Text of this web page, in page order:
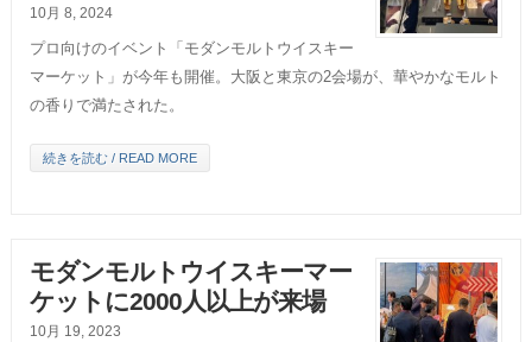
10月 8, 2024
プロ向けのイベント「モダンモルトウイスキー
マーケット」が今年も開催。大阪と東京の2会場が、華やかなモルト
の香りで満たされた。
続きを読む / READ MORE
モダンモルトウイスキーマー
ケットに2000人以上が来場
10月 19, 2023